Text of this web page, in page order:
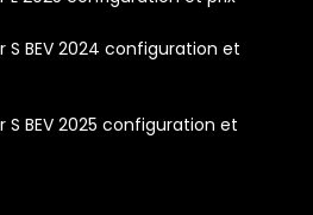
BEV 2024 configuration et
BEV 2025 configuration et